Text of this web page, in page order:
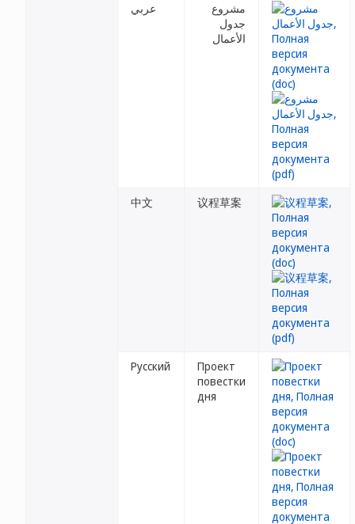
عربي
مشروع
جدول
الأعمال
中文 议程草案
Русский
Проект
повестки
дня